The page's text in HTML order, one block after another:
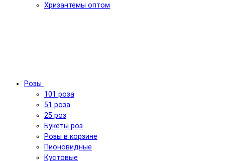
Хризантемы оптом
Розы
101 роза
51 роза
25 роз
Букеты роз
Розы в корзине
Пионовидные
Кустовые